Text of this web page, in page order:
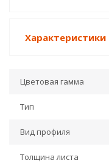
Характеристики
Цветовая гамма
Тип
Вид профиля
Толщина листа